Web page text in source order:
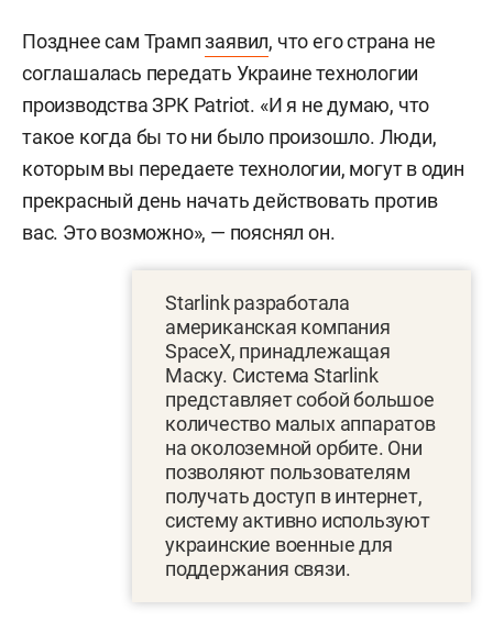
Позднее сам Трампзаявил, что его страна не
соглашалась передать Украине технологии
производства ЗРК Patriot. «И я не думаю, что
такое когда бы то ни было произошло. Люди,
которым вы передаете технологии, могут в один
прекрасный день начать действовать против
вас. Это возможно», — пояснял он.
Starlink разработала
американская компания
SpaceX, принадлежащая
Маску. Система Starlink
представляет собой большое
количество малых аппаратов
на околоземной орбите. Они
позволяют пользователям
получать доступ в интернет,
систему активно используют
украинские военные для
поддержания связи.